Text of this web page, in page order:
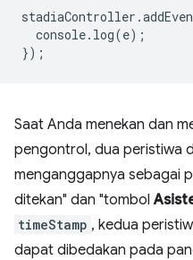
stadiaController .
console. log(e);
});
Saat Anda menekan dan
pengontrol, dua peristiwa
menganggapnya sebagai
ditekan" dan "tombol
timeStamp , kedua
dapat dibedakan pada